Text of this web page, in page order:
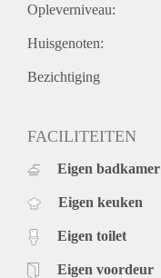
Opleverniveau:
Huisgenoten:
Bezichtiging
FACILITEITEN
Eigen badkamer
Eigen keuken
Eigen toilet
Eigen voordeur